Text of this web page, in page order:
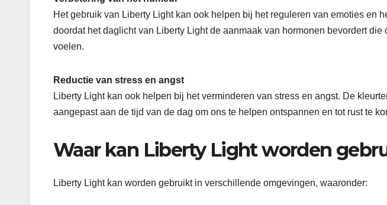
Het gebruik van Liberty Light kan ook helpen bij het reguleren van emoties en
doordat het daglicht van Liberty Light de aanmaak van hormonen bevordert
voelen.
Reductie van stress en angst
Liberty Light kan ook helpen bij het verminderen van stress en angst. De
aangepast aan de tijd van de dag om ons te helpen ontspannen en tot rust te
Waar kan Liberty Light worden
Liberty Light kan worden gebruikt in verschillende omgevingen, waaronder: